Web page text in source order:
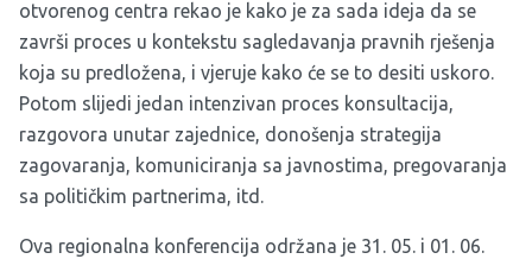
otvorenog centra rekao je kako je za sada ideja da se
završi proces u kontekstu sagledavanja pravnih rješenja
koja su predložena, i vjeruje kako će se to desiti uskoro.
Potom slijedi jedan intenzivan proces konsultacija,
razgovora unutar zajednice, donošenja strategija
zagovaranja, komuniciranja sa javnostima, pregovaranja
sa političkim partnerima, itd.
Ova regionalna konferencija održana je 31. 05. i 01. 06.